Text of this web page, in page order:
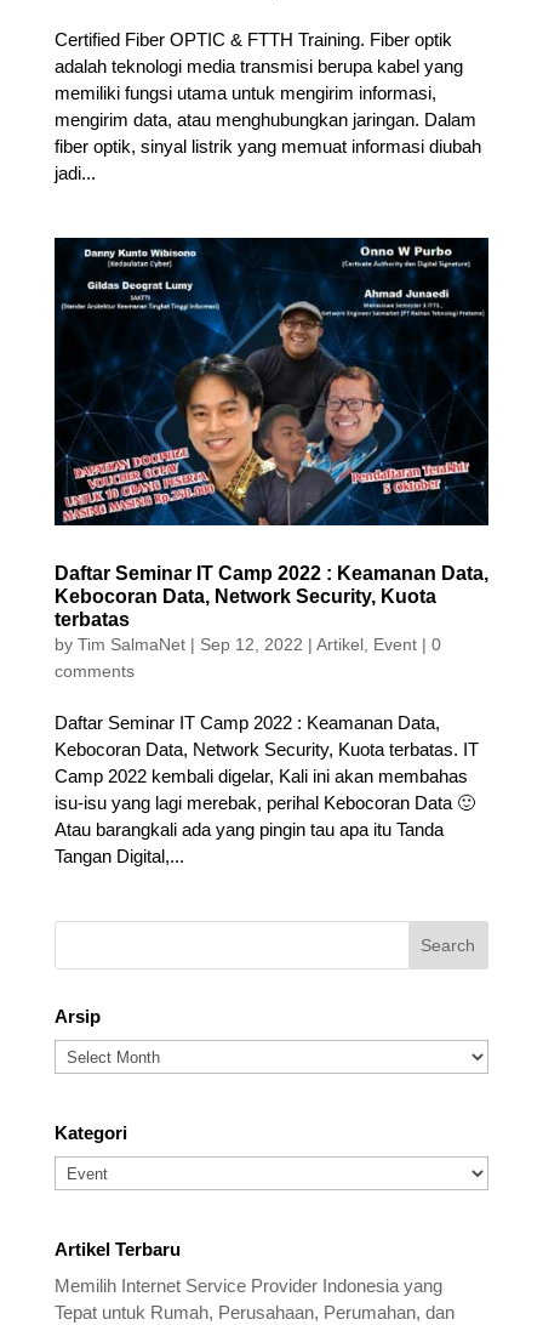
Certified Fiber OPTIC & FTTH Training. Fiber optik
adalah teknologi media transmisi berupa kabel yang
memiliki fungsi utama untuk mengirim informasi,
mengirim data, atau menghubungkan jaringan. Dalam
fiber optik, sinyal listrik yang memuat informasi diubah
jadi...
Daftar Seminar IT Camp 2022 : Keamanan Data,
Kebocoran Data, Network Security, Kuota
terbatas
by Tim SalmaNet| Sep 12, 2022 | Artikel, Event| 0
comments
Daftar Seminar IT Camp 2022 : Keamanan Data,
Kebocoran Data, Network Security, Kuota terbatas. IT
Camp 2022 kembali digelar, Kali ini akan membahas
isu-isu yang lagi merebak, perihal Kebocoran Data 🙂
Atau barangkali ada yang pingin tau apa itu Tanda
Tangan Digital,...
Arsip
Arsip
Kategori
Kategori
Artikel Terbaru
Memilih Internet Service Provider Indonesia yang
Tepat untuk Rumah, Perusahaan, Perumahan, dan